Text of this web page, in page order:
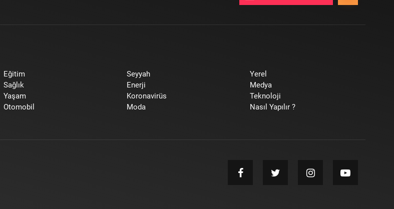
Eğitim
Sağlık
Yaşam
Otomobil
Seyyah
Enerji
Koronavirüs
Moda
Yerel
Medya
Teknoloji
Nasıl Yapılır ?